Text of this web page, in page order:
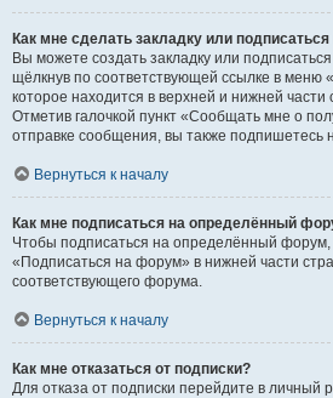
Как мне сделать закладку или
Вы можете создать закладку или
щёлкнув по соответствующей ссылке в меню
которое находится в верхней и нижней
Отметив галочкой пункт «Сообщать мне о
отправке сообщения, вы также подпишетесь
Вернуться к началу
Как мне подписаться на определённый
Чтобы подписаться на определённый форум,
«Подписаться на форум» в нижней части
соответствующего форума.
Вернуться к началу
Как мне отказаться от подписки?
Для отказа от подписки перейдите в личный